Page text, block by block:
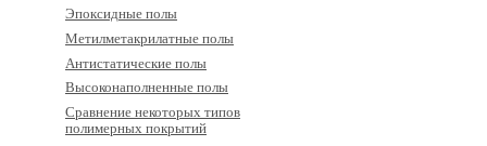
Эпоксидные полы
Метилметакрилатные полы
Антистатические полы
Высоконаполненные полы
Сравнение некоторых типов
полимерных покрытий